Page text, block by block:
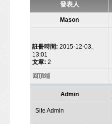
發表人
Mason
註冊時間: 2015-12-03,
13:01
文章: 2
回頂端
Admin
Site Admin